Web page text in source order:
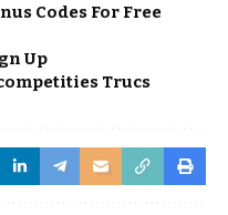
Codes For Free
Up
Trucs